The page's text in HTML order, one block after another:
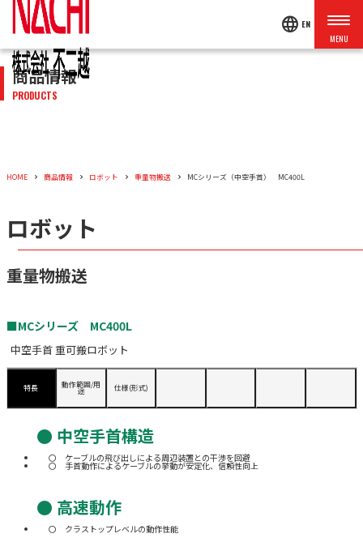
language EN
商品情報
PRODUCTS
HOME 商品情報 ロボット 重量物搬送 MCシリーズ（中空手首） MC400L
ロボット
重量物搬送
■MCシリーズ MC400L
中空手首 重可搬ロボット
特長 動作範囲/用
途 仕様(形式)
● 中空手首構造
ケーブルの飛び出しによる周辺装置との干渉を回避
手首動作によるケーブルの挙動が安定化、信頼性向上
● 高速動作
クラストップレベルの動作性能